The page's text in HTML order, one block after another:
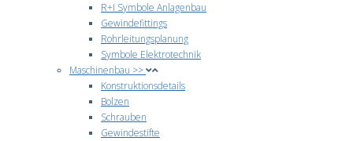
R+I Symbole Anlagenbau
Gewindefittings
Rohrleitungsplanung
Symbole Elektrotechnik
Maschinenbau >>
Konstruktionsdetails
Bolzen
Schrauben
Gewindestifte